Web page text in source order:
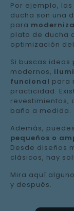
Por ejemplo,
ducha son una
para
plato de ducha
optimización
Si buscas
modernos,
funcional para
practicidad.
revestimientos,
baño a medida.
Además,
pequeños o
Desde diseños
clásicos, hay
Mira aquí
y después.